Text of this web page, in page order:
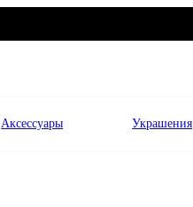
Аксессуары Украшения